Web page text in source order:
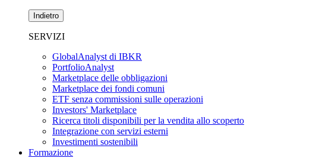
Indietro
SERVIZI
GlobalAnalyst di IBKR
PortfolioAnalyst
Marketplace delle obbligazioni
Marketplace dei fondi comuni
ETF senza commissioni sulle operazioni
Investors' Marketplace
Ricerca titoli disponibili per la vendita allo scoperto
Integrazione con servizi esterni
Investimenti sostenibili
Formazione